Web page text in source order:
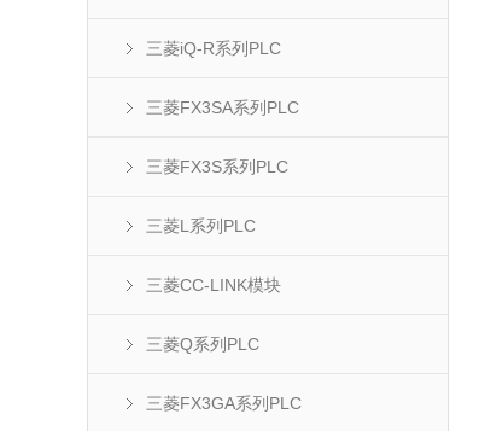
三菱iQ-R系列PLC
三菱FX3SA系列PLC
三菱FX3S系列PLC
三菱L系列PLC
三菱CC-LINK模块
三菱Q系列PLC
三菱FX3GA系列PLC